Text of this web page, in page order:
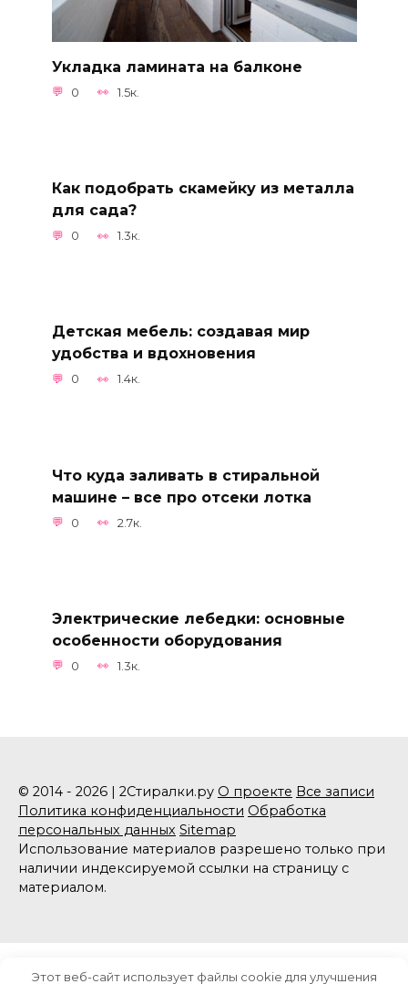
Укладка ламината на балконе
0 1.5к.
Как подобрать скамейку из металла
для сада?
0 1.3к.
Детская мебель: создавая мир
удобства и вдохновения
0 1.4к.
Что куда заливать в стиральной
машине – все про отсеки лотка
0 2.7к.
Электрические лебедки: основные
особенности оборудования
0 1.3к.
© 2014 - 2026 | 2Стиралки.ру О проекте Все записи
Политика конфиденциальности Обработка
персональных данных Sitemap
Использование материалов разрешено только при
наличии индексируемой ссылки на страницу с
материалом.
Этот веб-сайт использует файлы cookie для улучшения